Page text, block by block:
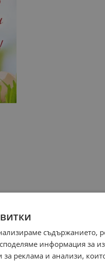
съдържанието,
информация за
за реклама и анализи,